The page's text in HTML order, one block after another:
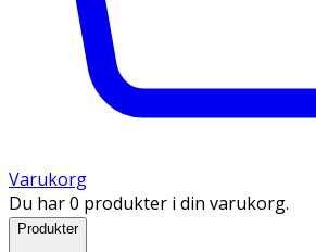
Varukorg
Du har 0 produkter i din varukorg.
Produkter